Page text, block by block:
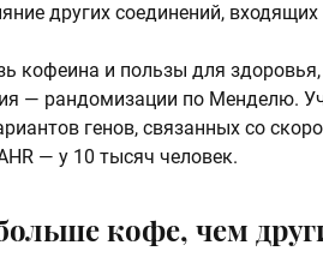
других соединений,
кофеина и пользы для
— рандомизации по Менделю.
генов, связанных со
— у 10 тысяч человек.
кофе, чем